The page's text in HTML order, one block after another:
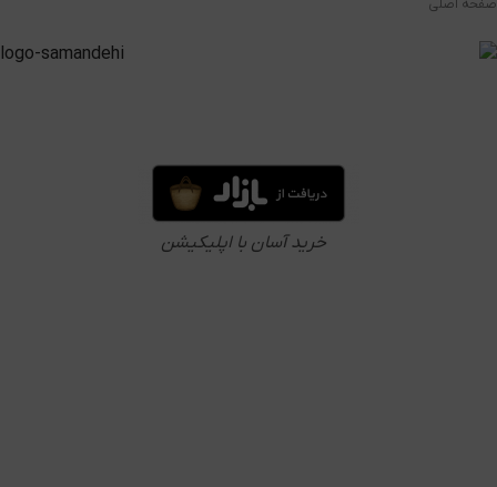
صفحه اصلی
خرید آسان با اپلیکیشن